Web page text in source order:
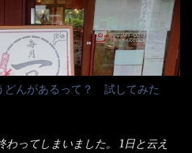
どんがあるって？ 試してみた
ってしまいました。 1日と云え